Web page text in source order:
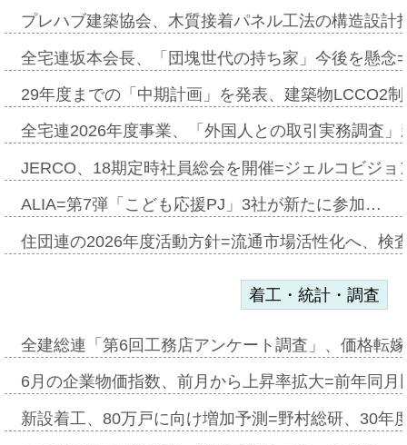
プレハブ建築協会、木質接着パネル工法の構造設
全宅連坂本会長、「団塊世代の持ち家」今後を懸
29年度までの「中期計画」を発表、建築物LCCO2
全宅連2026年度事業、「外国人との取引実務調査
JERCO、18期定時社員総会を開催=ジェルコビジ
ALIA=第7弾「こども応援PJ」3社が新たに参加…
住団連の2026年度活動方針=流通市場活性化へ、検
着工・統計・調査
全建総連「第6回工務店アンケート調査」、価格転
6月の企業物価指数、前月から上昇率拡大=前年同
新設着工、80万戸に向け増加予測=野村総研、30年